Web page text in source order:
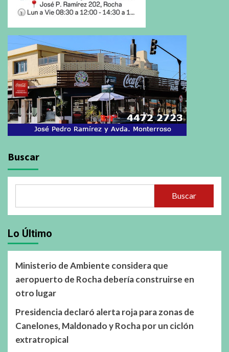
Buscar
Buscar
Lo Último
Ministerio de Ambiente considera que
aeropuerto de Rocha debería construirse en
otro lugar
Presidencia declaró alerta roja para zonas de
Canelones, Maldonado y Rocha por un ciclón
extratropical